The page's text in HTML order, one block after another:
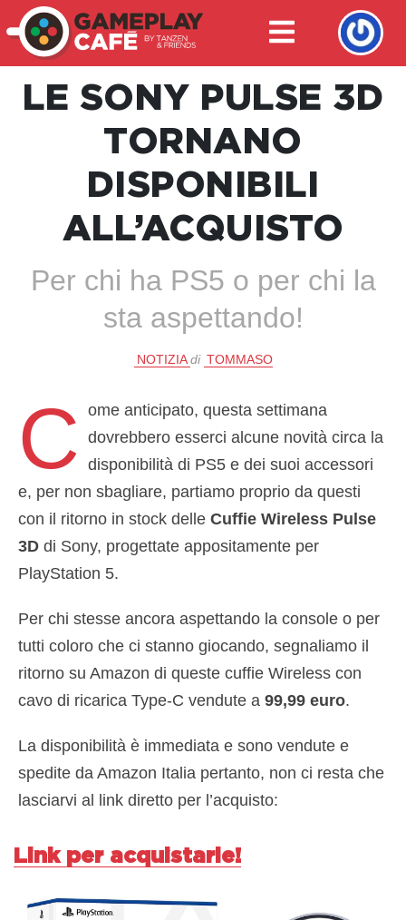
LE SONY PULSE 3D
TORNANO
DISPONIBILI
ALL’ACQUISTO
Per chi ha PS5 o per chi la
sta aspettando!
NOTIZIA di TOMMASO
C
ome anticipato, questa settimana
dovrebbero esserci alcune novità circa la
disponibilità di PS5 e dei suoi accessori
e, per non sbagliare, partiamo proprio da questi
con il ritorno in stock delle Cuffie Wireless Pulse
3D di Sony, progettate appositamente per
PlayStation 5.
Per chi stesse ancora aspettando la console o per
tutti coloro che ci stanno giocando, segnaliamo il
ritorno su Amazon di queste cuffie Wireless con
cavo di ricarica Type-C vendute a 99,99 euro.
La disponibilità è immediata e sono vendute e
spedite da Amazon Italia pertanto, non ci resta che
lasciarvi al link diretto per l’acquisto:
Link per acquistarle!